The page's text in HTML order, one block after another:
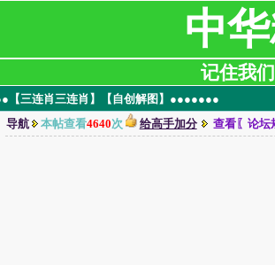
中
记住我
【三连肖三连肖】【自创解图】●●●●●●●
导航 本帖查看4640次 给高手加分 查看〖论坛